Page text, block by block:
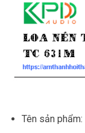
Tên sản phẩm: